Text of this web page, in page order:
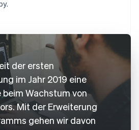
der ersten
im Jahr 2019 eine
Wachstum von
Mit der Erweiterung
gehen wir davon